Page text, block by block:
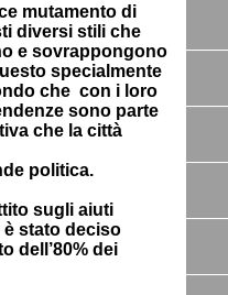
mutamento di
diversi stili che
e sovrappongono
specialmente
che con i loro
sono parte
che la città
politica.
sugli aiuti
è stato deciso
dell’80% dei